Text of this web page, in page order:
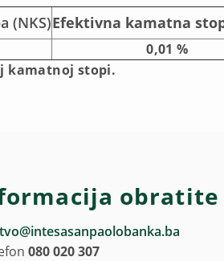
(NKS)Efektivna kamatna
0,01 %
kamatnoj stopi.
obratite
080 020 307